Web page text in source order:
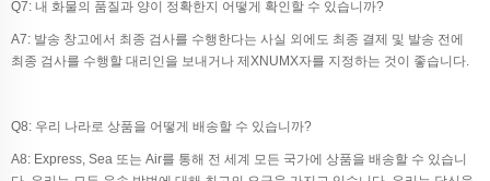
Q7: 내 화물의 품질과 양이 정확한지 어떻게 확인할 수 있습니까?
A7: 발송 창고에서 최종 검사를 수행한다는 사실 외에도 최종 결제 및 발송 전에
최종 검사를 수행할 대리인을 보내거나 제XNUMX자를 지정하는 것이 좋습니다.
Q8: 우리 나라로 상품을 어떻게 배송할 수 있습니까?
A8: Express, Sea 또는 Air를 통해 전 세계 모든 국가에 상품을 배송할 수 있습니